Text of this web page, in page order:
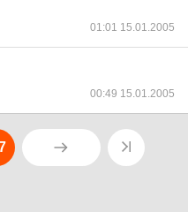
01:01 15.01.2005
00:49 15.01.2005